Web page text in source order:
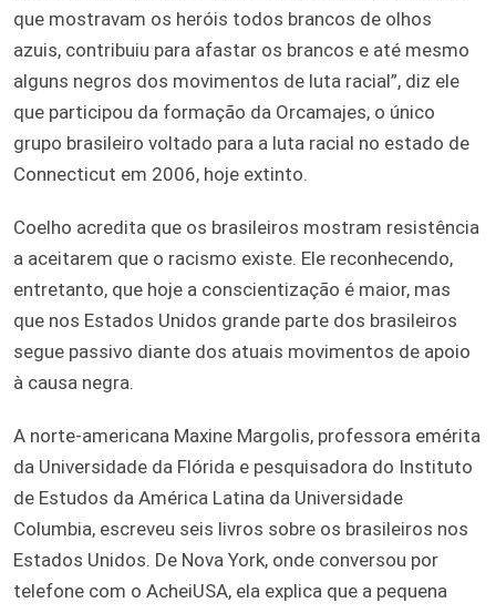
que mostravam os heróis todos brancos de olhos
azuis, contribuiu para afastar os brancos e até mesmo
alguns negros dos movimentos de luta racial”, diz ele
que participou da formação da Orcamajes, o único
grupo brasileiro voltado para a luta racial no estado de
Connecticut em 2006, hoje extinto.
Coelho acredita que os brasileiros mostram resistência
a aceitarem que o racismo existe. Ele reconhecendo,
entretanto, que hoje a conscientização é maior, mas
que nos Estados Unidos grande parte dos brasileiros
segue passivo diante dos atuais movimentos de apoio
à causa negra.
A norte-americana Maxine Margolis, professora emérita
da Universidade da Flórida e pesquisadora do Instituto
de Estudos da América Latina da Universidade
Columbia, escreveu seis livros sobre os brasileiros nos
Estados Unidos. De Nova York, onde conversou por
telefone com o AcheiUSA, ela explica que a pequena